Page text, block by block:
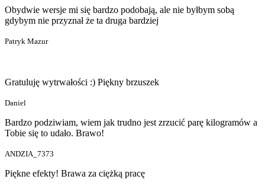
Obydwie wersje mi się bardzo podobają, ale nie byłbym sobą
gdybym nie przyznał że ta druga bardziej
Patryk Mazur
Gratuluję wytrwałości :) Piękny brzuszek
Daniel
Bardzo podziwiam, wiem jak trudno jest zrzucić parę kilogramów a
Tobie się to udało. Brawo!
ANDZIA_7373
Piękne efekty! Brawa za ciężką pracę